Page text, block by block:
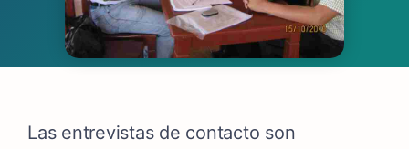
Las entrevistas de contacto son